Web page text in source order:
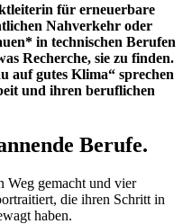
für erneuerbare
Nahverkehr oder
in technischen Berufen
Recherche, sie zu finden.
auf gutes Klima“ sprechen
und ihren beruflichen
Berufe.
Weg gemacht und vier
die ihren Schritt in
haben.